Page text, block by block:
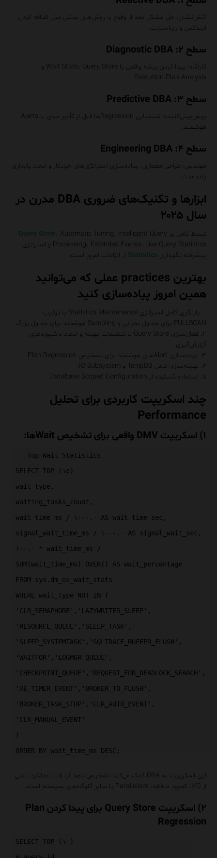
آتش‌نشان: حل مشکل بعد از وقوع با روش‌های سنتی مثل اضافه کردن
ایندکس و ری‌استارت.
سطح ۲: Diagnostic DBA
کارآگاه: پیدا کردن ریشه واقعی با Wait Stats، Query Store و
Execution Plan Analysis.
سطح ۳: Predictive DBA
پیش‌بینی‌کننده: شناسایی Regressionها قبل از تأثیر جدی با Alerts
هوشمند.
سطح ۴: Engineering DBA
مهندس: طراحی معماری، پیاده‌سازی استراتژی‌های خودکار و ایجاد پایداری
بلندمدت.
ابزارها و تکنیک‌های ضروری DBA مدرن در
سال ۲۰۲۵
تسلط کامل بر Query Store، Automatic Tuning، Intelligent Query
Processing، Extended Events، Live Query Statistics و استراتژی
پیشرفته نگهداری Statistics از الزامات امروز است.
بهترین practices عملی که می‌توانید
همین امروز پیاده‌سازی کنید
۱. بازنگری کامل استراتژی Statistics Maintenance با ترکیب
FULLSCAN برای جداول بحرانی و Sampling هوشمند برای جداول بزرگ.
۲. فعال‌سازی Query Store با تنظیمات بهینه و ایجاد داشبوردهای
گزارش‌گیری.
۳. پیاده‌سازی Alertهای هوشمند برای تشخیص Plan Regression.
۴. بهینه‌سازی کامل TempDB و IO Subsystem.
۵. استفاده گسترده از Database Scoped Configuration.
چند اسکریپت کاربردی برای تحلیل
Performance
۱) اسکریپت DMV واقعی برای تشخیص Waitها:
-- Top Wait Statistics
SELECT TOP (۱۵)
wait_type,
waiting_tasks_count,
wait_time_ms / ۱۰۰۰.۰ AS wait_time_sec,
signal_wait_time_ms / ۱۰۰۰.۰ AS signal_wait_sec,
۱۰۰.۰ * wait_time_ms /
SUM(wait_time_ms) OVER() AS wait_percentage
FROM sys.dm_os_wait_stats
WHERE wait_type NOT IN (
'CLR_SEMAPHORE','LAZYWRITER_SLEEP',
'RESOURCE_QUEUE','SLEEP_TASK',
'SLEEP_SYSTEMTASK','SQLTRACE_BUFFER_FLUSH',
'WAITFOR','LOGMGR_QUEUE',
'CHECKPOINT_QUEUE','REQUEST_FOR_DEADLOCK_SEARCH',
'XE_TIMER_EVENT','BROKER_TO_FLUSH',
'BROKER_TASK_STOP','CLR_AUTO_EVENT',
'CLR_MANUAL_EVENT'
)
ORDER BY wait_time_ms DESC;
این اسکریپت به DBA کمک می‌کند تشخیص دهد آیا افت عملکرد ناشی
از I/O، کمبود حافظه، Parallelism یا سایر گلوگاه‌های سیستم است.
۲) اسکریپت Query Store برای پیدا کردن Plan
Regression
SELECT TOP (۱۰)